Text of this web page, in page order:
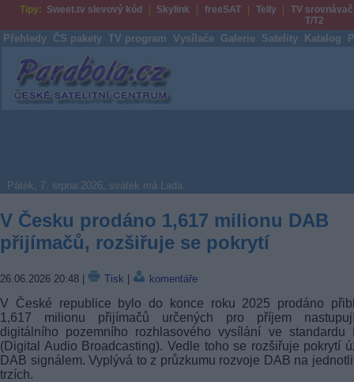
Tipy: Sweet.tv slevový kód Skylink freeSAT Telly
TV srovnávač
T/T2
Přehledy ČS pakety TV program Vysílače Galerie Satelity Katalog
Parabola.cz
Pátek, 7. srpna 2026, svátek má Lada
V Česku prodáno 1,617 milionu DAB
přijímačů, rozšiřuje se pokrytí
26.06.2026 20:48 Tisk komentáře
V České republice bylo do konce roku 2025 prodáno
1,617 milionu přijímačů určených pro příjem
digitálního pozemního rozhlasového vysílání ve standardu
(Digital Audio Broadcasting). Vedle toho se rozšiřuje pokrytí
DAB signálem. Vyplývá to z průzkumu rozvoje DAB na
trzích.